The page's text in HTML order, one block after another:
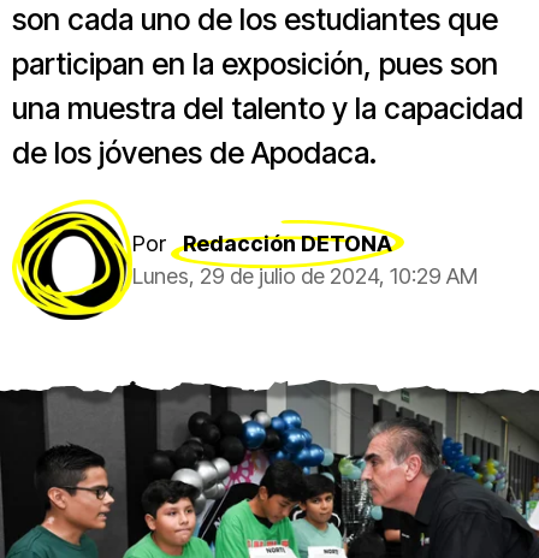
son cada uno de los estudiantes que
participan en la exposición, pues son
una muestra del talento y la capacidad
de los jóvenes de Apodaca.
Por
Redacción DETONA
Lunes, 29 de julio de 2024, 10:29 AM